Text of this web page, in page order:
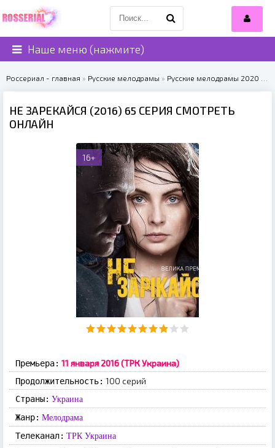
Наше меню (нажмите)
Россериал - главная » Русские мелодрамы » Русские мелодрамы 2020
НЕ ЗАРЕКАЙСЯ (2016) 65 СЕРИЯ СМОТРЕТЬ
ОНЛАЙН
16+
Премьера: 11 января 2016 (ТРК Украина)
Продолжительность: 100 серий
Страны: Украина
Жанр: Мелодрама
Телеканал: ТРК Украина